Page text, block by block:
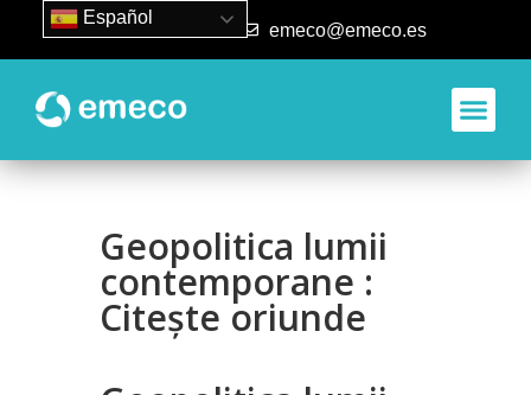
93 840 50 80 emeco@emeco.es
Geopolitica lumii
contemporane :
Citește oriunde
Español